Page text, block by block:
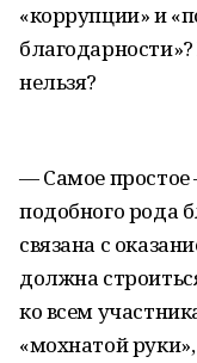
«коррупции» и
нельзя?
— Самое простое
подобного рода
связана с
должна
ко всем
«мохнатой